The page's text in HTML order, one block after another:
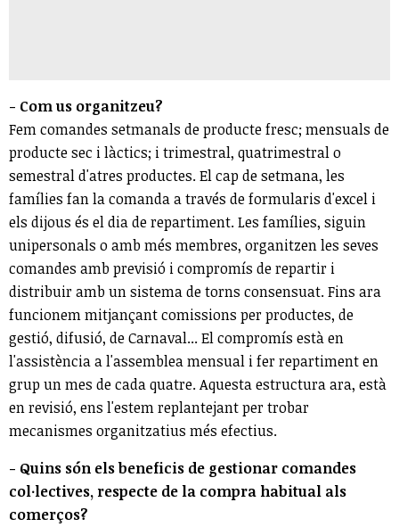
- Com us organitzeu?
Fem comandes setmanals de producte fresc; mensuals de
producte sec i làctics; i trimestral, quatrimestral o
semestral d'atres productes. El cap de setmana, les
famílies fan la comanda a través de formularis d'excel i
els dijous és el dia de repartiment. Les famílies, siguin
unipersonals o amb més membres, organitzen les seves
comandes amb previsió i compromís de repartir i
distribuir amb un sistema de torns consensuat. Fins ara
funcionem mitjançant comissions per productes, de
gestió, difusió, de Carnaval... El compromís està en
l'assistència a l'assemblea mensual i fer repartiment en
grup un mes de cada quatre. Aquesta estructura ara, està
en revisió, ens l'estem replantejant per trobar
mecanismes organitzatius més efectius.
- Quins són els beneficis de gestionar comandes
col·lectives, respecte de la compra habitual als
comerços?